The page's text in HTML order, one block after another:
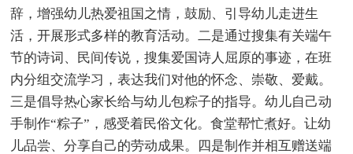
辞，增强幼儿热爱祖国之情，鼓励、引导幼儿走进生
活，开展形式多样的教育活动。二是通过搜集有关端午
节的诗词、民间传说，搜集爱国诗人屈原的事迹，在班
内分组交流学习，表达我们对他的怀念、崇敬、爱戴。
三是倡导热心家长给与幼儿包粽子的指导。幼儿自己动
手制作“粽子”，感受着民俗文化。食堂帮忙煮好。让幼
儿品尝、分享自己的劳动成果。四是制作并相互赠送端